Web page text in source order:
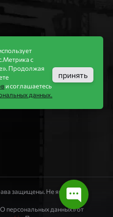
д.4, оф.
защищены. Не является
данных» от
с
Продолжая
и соглашаетесь
данных.
принять